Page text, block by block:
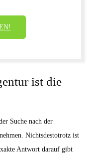
ist die
Suche nach der
Nichtsdestotrotz ist
Antwort darauf gibt